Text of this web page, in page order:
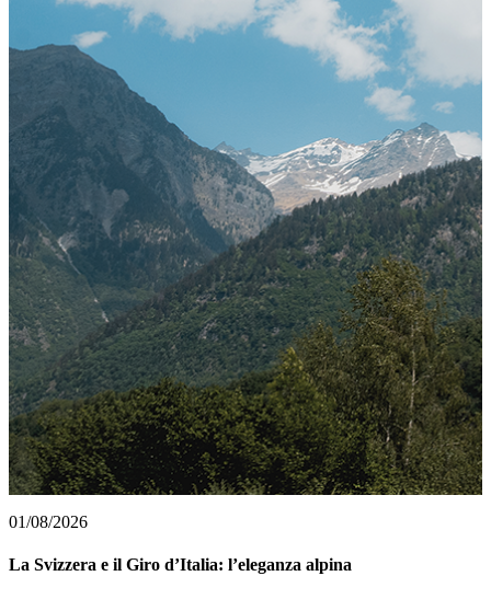
01/08/2026
La Svizzera e il Giro d’Italia: l’eleganza alpina